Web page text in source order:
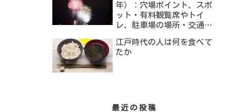
年）：穴場ポイント、スポ
ット・有料観覧席やトイ
レ、駐車場の場所・交通規
江戸時代の人は何を食べて
たか
最近の投稿